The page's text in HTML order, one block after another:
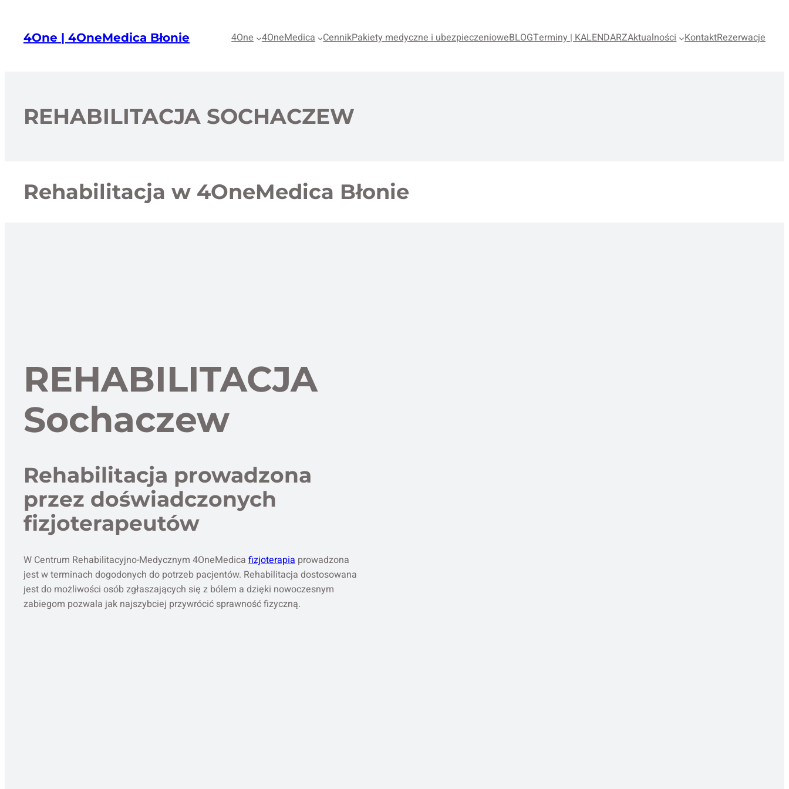
treści4One | 4OneMedica Błonie 4One 4OneMedica CennikPakiety medyczne i ubezpieczenioweBLOGTerminy | KALENDARZAktualności KontaktRezerwacje
REHABILITACJA SOCHACZEW
Rehabilitacja w 4OneMedica Błonie
REHABILITACJA
Sochaczew
Rehabilitacja prowadzona
przez doświadczonych
fizjoterapeutów
W Centrum Rehabilitacyjno-Medycznym 4OneMedica fizjoterapia prowadzona
jest w terminach dogodonych do potrzeb pacjentów. Rehabilitacja dostosowana
jest do możliwości osób zgłaszających się z bólem a dzięki nowoczesnym
zabiegom pozwala jak najszybciej przywrócić sprawność fizyczną.